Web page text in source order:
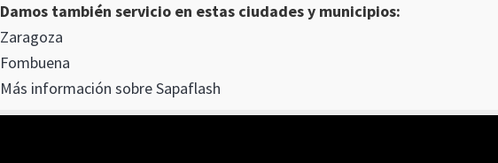
Damos también servicio en estas ciudades y municipios:
Zaragoza
Fombuena
Más información sobre Sapaflash